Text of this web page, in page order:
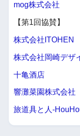
mog株式会社
【第1回協賛】
株式会社ITOHEN
株式会社岡崎デザ
十亀酒店
響灘菜園株式会社
旅道具と人-